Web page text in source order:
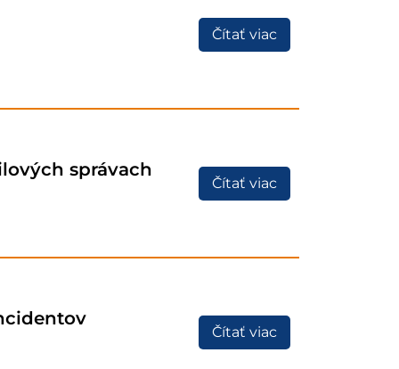
Čítať viac
správach
Čítať viac
Čítať viac